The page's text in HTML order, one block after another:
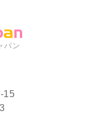
パン
15